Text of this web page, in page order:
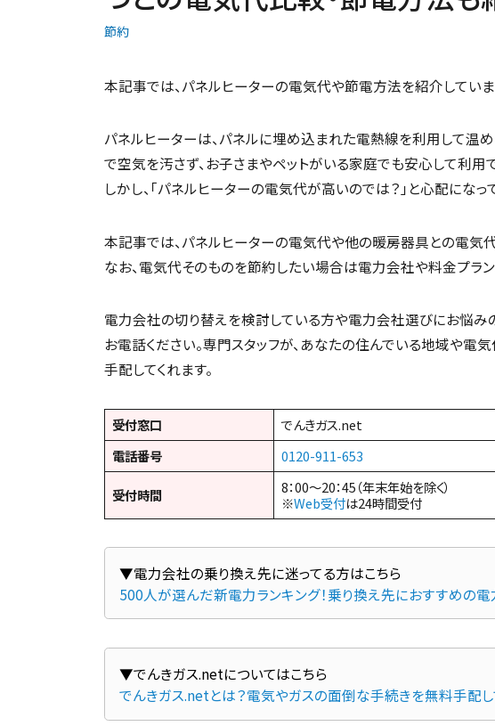
節約
本記事では、パネルヒーターの電気代や節電方法を紹介していま
パネルヒーターは、パネルに埋め込まれた電熱線を利用して温
で空気を汚さず、お子さまやペットがいる家庭でも安心して利用で
しかし、「パネルヒーターの電気代が高いのでは？」と心配になっ
本記事では、パネルヒーターの電気代や他の暖房器具との電気
なお、電気代そのものを節約したい場合は電力会社や料金プラン
電力会社の切り替えを検討している方や電力会社選びにお悩み
お電話ください。専門スタッフが、あなたの住んでいる地域や
手配してくれます。
受付窓口
でんきガス.net
電話番号
0120-911-653
受付時間
8：00～20：45（年末年始を除く）
※Web受付は24時間受付
500人が選んだ新電力ランキング！乗り換え先におすすめの電
でんきガス.netとは？電気やガスの面倒な手続きを無料手配し